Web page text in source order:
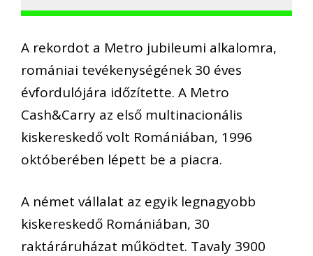
A rekordot a Metro jubileumi alkalomra,
romániai tevékenységének 30 éves
évfordulójára időzítette. A Metro
Cash&Carry az első multinacionális
kiskereskedő volt Romániában, 1996
októberében lépett be a piacra.
A német vállalat az egyik legnagyobb
kiskereskedő Romániában, 30
raktáráruházat működtet. Tavaly 3900